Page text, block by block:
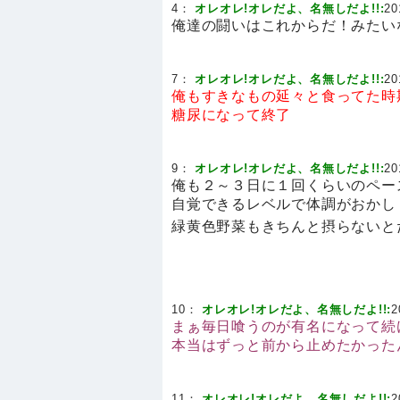
4：オレオレ!オレだよ、名無しだよ!!:
俺達の闘いはこれからだ！みた
7：オレオレ!オレだよ、名無しだよ!!:
俺もすきなもの延々と食ってた
糖尿になって終了
9：オレオレ!オレだよ、名無しだよ!!:
俺も２～３日に１回くらいのペ
自覚できるレベルで体調がおか
緑黄色野菜もきちんと摂らない
10：オレオレ!オレだよ、名無しだよ!!:
まぁ毎日喰うのが有名になって
本当はずっと前から止めたかっ